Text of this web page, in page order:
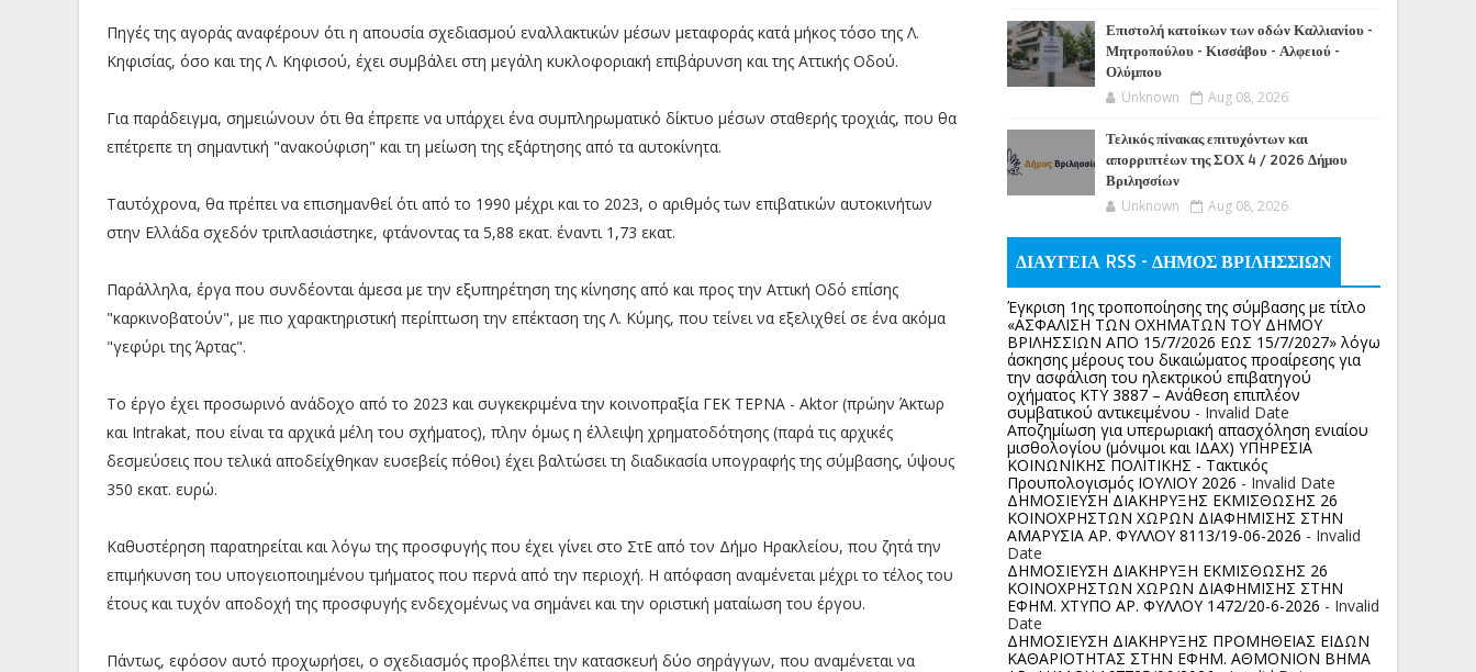
Πηγές της αγοράς αναφέρουν ότι η απουσία σχεδιασμού εναλλακτικών μέσων μεταφοράς κατά μήκος τόσο της Λ.
Κηφισίας, όσο και της Λ. Κηφισού, έχει συμβάλει στη μεγάλη κυκλοφοριακή επιβάρυνση και της Αττικής Οδού.
Για παράδειγμα, σημειώνουν ότι θα έπρεπε να υπάρχει ένα συμπληρωματικό δίκτυο μέσων σταθερής τροχιάς, που θα
επέτρεπε τη σημαντική "ανακούφιση" και τη μείωση της εξάρτησης από τα αυτοκίνητα.
Ταυτόχρονα, θα πρέπει να επισημανθεί ότι από το 1990 μέχρι και το 2023, ο αριθμός των επιβατικών αυτοκινήτων
στην Ελλάδα σχεδόν τριπλασιάστηκε, φτάνοντας τα 5,88 εκατ. έναντι 1,73 εκατ.
Παράλληλα, έργα που συνδέονται άμεσα με την εξυπηρέτηση της κίνησης από και προς την Αττική Οδό επίσης
"καρκινοβατούν", με πιο χαρακτηριστική περίπτωση την επέκταση της Λ. Κύμης, που τείνει να εξελιχθεί σε ένα ακόμα
"γεφύρι της Άρτας".
Το έργο έχει προσωρινό ανάδοχο από το 2023 και συγκεκριμένα την κοινοπραξία ΓΕΚ ΤΕΡΝΑ - Aktor (πρώην Άκτωρ
και Intrakat, που είναι τα αρχικά μέλη του σχήματος), πλην όμως η έλλειψη χρηματοδότησης (παρά τις αρχικές
δεσμεύσεις που τελικά αποδείχθηκαν ευσεβείς πόθοι) έχει βαλτώσει τη διαδικασία υπογραφής της σύμβασης, ύψους
350 εκατ. ευρώ.
Καθυστέρηση παρατηρείται και λόγω της προσφυγής που έχει γίνει στο ΣτΕ από τον Δήμο Ηρακλείου, που ζητά την
επιμήκυνση του υπογειοποιημένου τμήματος που περνά από την περιοχή. Η απόφαση αναμένεται μέχρι το τέλος του
έτους και τυχόν αποδοχή της προσφυγής ενδεχομένως να σημάνει και την οριστική ματαίωση του έργου.
Πάντως, εφόσον αυτό προχωρήσει, ο σχεδιασμός προβλέπει την κατασκευή δύο σηράγγων, που αναμένεται να
Επιστολή κατοίκων των οδών Καλλιανίου -
Μητροπούλου - Κισσάβου - Αλφειού -
Ολύμπου
Unknown Aug 08, 2026
Τελικός πίνακας επιτυχόντων και
απορριπτέων της ΣΟΧ 4 / 2026 Δήμου
Βριλησσίων
Unknown Aug 08, 2026
ΔΙΑΥΓΕΙΑ RSS - ΔΗΜΟΣ ΒΡΙΛΗΣΣΙΩΝ
Έγκριση 1ης τροποποίησης της σύμβασης με τίτλο
«ΑΣΦΑΛΙΣΗ ΤΩΝ ΟΧΗΜΑΤΩΝ ΤΟΥ ΔΗΜΟΥ
ΒΡΙΛΗΣΣΙΩΝ ΑΠΟ 15/7/2026 ΕΩΣ 15/7/2027» λόγω
άσκησης μέρους του δικαιώματος προαίρεσης για
την ασφάλιση του ηλεκτρικού επιβατηγού
οχήματος ΚΤΥ 3887 – Ανάθεση επιπλέον
συμβατικού αντικειμένου - Invalid Date
Αποζημίωση για υπερωριακή απασχόληση ενιαίου
μισθολογίου (μόνιμοι και ΙΔΑΧ) ΥΠΗΡΕΣΙΑ
ΚΟΙΝΩΝΙΚΗΣ ΠΟΛΙΤΙΚΗΣ - Τακτικός
Προυπολογισμός ΙΟΥΛΙΟΥ 2026 - Invalid Date
ΔΗΜΟΣΙΕΥΣΗ ΔΙΑΚΗΡΥΞΗΣ ΕΚΜΙΣΘΩΣΗΣ 26
ΚΟΙΝΟΧΡΗΣΤΩΝ ΧΩΡΩΝ ΔΙΑΦΗΜΙΣΗΣ ΣΤΗΝ
ΑΜΑΡΥΣΙΑ ΑΡ. ΦΥΛΛΟΥ 8113/19-06-2026 - Invalid
Date
ΔΗΜΟΣΙΕΥΣΗ ΔΙΑΚΗΡΥΞΗ ΕΚΜΙΣΘΩΣΗΣ 26
ΚΟΙΝΟΧΡΗΣΤΩΝ ΧΩΡΩΝ ΔΙΑΦΗΜΙΣΗΣ ΣΤΗΝ
ΕΦΗΜ. ΧΤΥΠΟ ΑΡ. ΦΥΛΛΟΥ 1472/20-6-2026 - Invalid
Date
ΔΗΜΟΣΙΕΥΣΗ ΔΙΑΚΗΡΥΞΗΣ ΠΡΟΜΗΘΕΙΑΣ ΕΙΔΩΝ
ΚΑΘΑΡΙΟΤΗΤΑΣ ΣΤΗΝ ΕΦΗΜ. ΑΘΜΟΝΙΟΝ ΒΗΜΑ